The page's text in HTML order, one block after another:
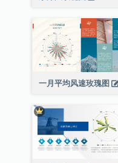
一月平均风速玫瑰图